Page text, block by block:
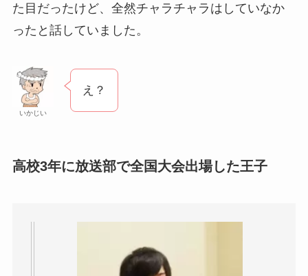
た目だったけど、全然チャラチャラはしていなか
ったと話していました。
いかじい
え？
高校3年に放送部で全国大会出場した王子